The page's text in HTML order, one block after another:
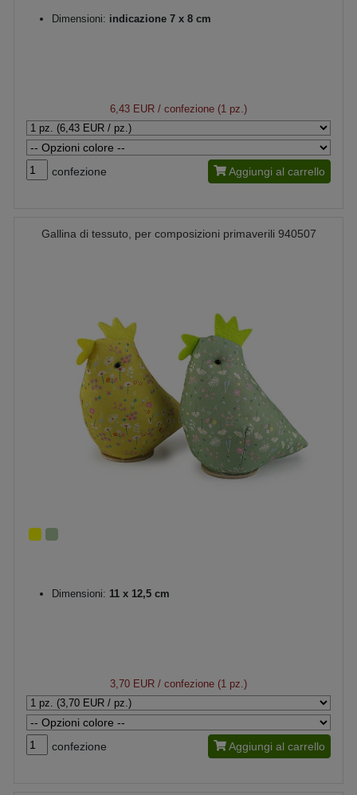
Dimensioni: indicazione 7 x 8 cm
6,43 EUR / confezione (1 pz.)
confezione Aggiungi al carrello
Gallina di tessuto, per composizioni primaverili 940507
Dimensioni: 11 x 12,5 cm
3,70 EUR / confezione (1 pz.)
confezione Aggiungi al carrello